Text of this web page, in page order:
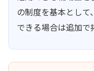
の制度を基本とし
できる場合は追加で